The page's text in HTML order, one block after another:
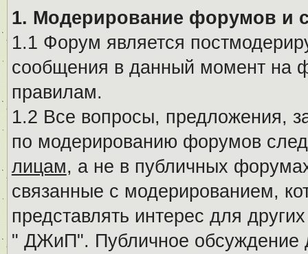
1. Модерирование форумов и
1.1 Форум является
сообщения в данный момент на
правилам.
1.2 Все вопросы, предложения,
по модерированию форумов
лицам, а не в публичных
связанные с модерированием,
представлять интерес для
" ДЖиП". Публичное обсуждение